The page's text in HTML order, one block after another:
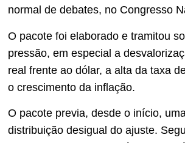
normal de debates, no Congresso
O pacote foi elaborado e tramitou
pressão, em especial a
real frente ao dólar, a alta da taxa
o crescimento da inflação.
O pacote previa, desde o início,
distribuição desigual do ajuste.